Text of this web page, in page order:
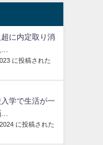
に内定取り消
に投稿された
入学で生活が一
に投稿された